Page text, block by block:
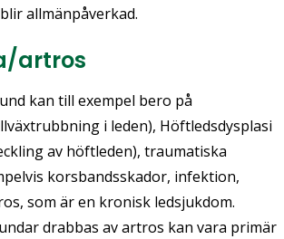
allmänpåverkad.
artros
kan till exempel bero på
i leden), Höftledsdysplasi
av höftleden), traumatiska
korsbandsskador, infektion,
som är en kronisk ledsjukdom.
drabbas av artros kan vara primär